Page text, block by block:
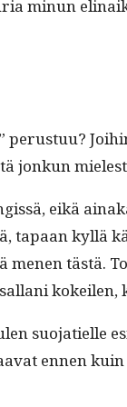
min­un
jonkun
eikä
tapaan kyl­lä
tästä.
suo­jatielle
ennen